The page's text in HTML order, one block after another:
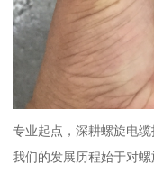
专业起点，深耕螺旋电缆
我们的发展历程始于对螺